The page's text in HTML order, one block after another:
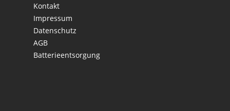
Kontakt
Impressum
Datenschutz
AGB
Batterieentsorgung